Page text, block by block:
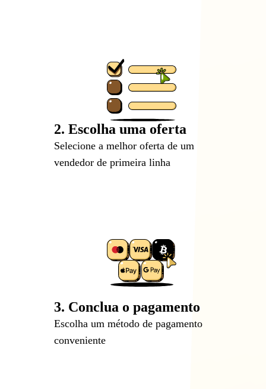
2. Escolha uma oferta
Selecione a melhor oferta de um
vendedor de primeira linha
3. Conclua o pagamento
Escolha um método de pagamento
conveniente